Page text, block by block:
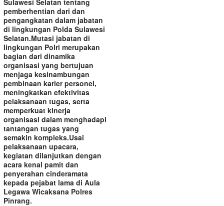
pemberhentian dari dan
pengangkatan dalam jabatan
di lingkungan Polda Sulawesi
Selatan.‎‎Mutasi jabatan di
lingkungan Polri merupakan
bagian dari dinamika
organisasi yang bertujuan
menjaga kesinambungan
pembinaan karier personel,
meningkatkan efektivitas
pelaksanaan tugas, serta
memperkuat kinerja
organisasi dalam menghadapi
tantangan tugas yang
semakin kompleks.‎‎Usai
pelaksanaan upacara,
kegiatan dilanjutkan dengan
acara kenal pamit dan
penyerahan cinderamata
kepada pejabat lama di Aula
Legawa Wicaksana Polres
Pinrang.